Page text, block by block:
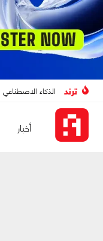
ترند الذكاء
أخبار